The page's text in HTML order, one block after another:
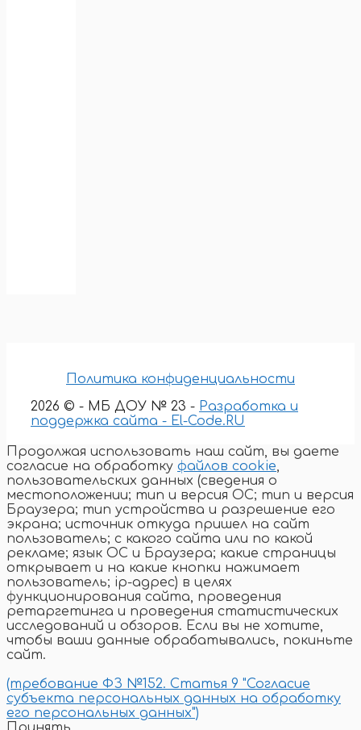
Политика конфиденциальности
2026 © - МБ ДОУ № 23 - Разработка и
поддержка сайта - El-Code.RU
Продолжая использовать наш сайт, вы даете
согласие на обработку файлов cookie,
пользовательских данных (сведения о
местоположении; тип и версия ОС; тип и версия
Браузера; тип устройства и разрешение его
экрана; источник откуда пришел на сайт
пользователь; с какого сайта или по какой
рекламе; язык ОС и Браузера; какие страницы
открывает и на какие кнопки нажимает
пользователь; ip-адрес) в целях
функционирования сайта, проведения
ретаргетинга и проведения статистических
исследований и обзоров. Если вы не хотите,
чтобы ваши данные обрабатывались, покиньте
сайт.
(требование ФЗ №152. Статья 9 "Согласие
субъекта персональных данных на обработку
его персональных данных")